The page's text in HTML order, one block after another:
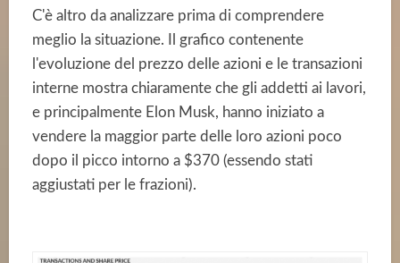
C'è altro da analizzare prima di comprendere
meglio la situazione. Il grafico contenente
l'evoluzione del prezzo delle azioni e le transazioni
interne mostra chiaramente che gli addetti ai lavori,
e principalmente Elon Musk, hanno iniziato a
vendere la maggior parte delle loro azioni poco
dopo il picco intorno a $370 (essendo stati
aggiustati per le frazioni).